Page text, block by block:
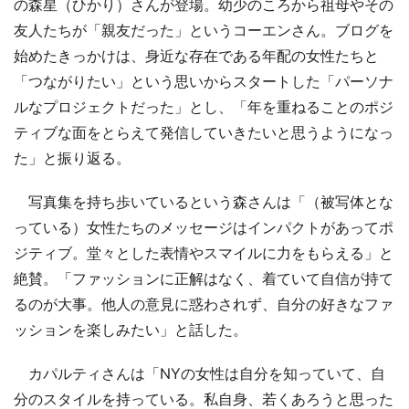
の森星（ひかり）さんが登場。幼少のころから祖母やその
友人たちが「親友だった」というコーエンさん。ブログを
始めたきっかけは、身近な存在である年配の女性たちと
「つながりたい」という思いからスタートした「パーソナ
ルなプロジェクトだった」とし、「年を重ねることのポジ
ティブな面をとらえて発信していきたいと思うようになっ
た」と振り返る。
写真集を持ち歩いているという森さんは「（被写体とな
っている）女性たちのメッセージはインパクトがあってポ
ジティブ。堂々とした表情やスマイルに力をもらえる」と
絶賛。「ファッションに正解はなく、着ていて自信が持て
るのが大事。他人の意見に惑わされず、自分の好きなファ
ッションを楽しみたい」と話した。
カパルティさんは「NYの女性は自分を知っていて、自
分のスタイルを持っている。私自身、若くあろうと思った